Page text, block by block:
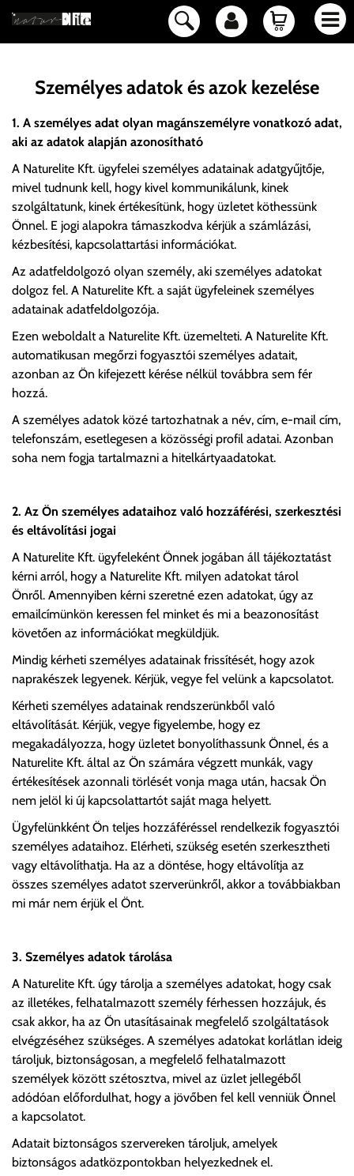
Személyes adatok és azok kezelése
1. A személyes adat olyan magánszemélyre vonatkozó adat,
aki az adatok alapján azonosítható
A Naturelite Kft. ügyfelei személyes adatainak adatgyűjtője,
mivel tudnunk kell, hogy kivel kommunikálunk, kinek
szolgáltatunk, kinek értékesítünk, hogy üzletet köthessünk
Önnel. E jogi alapokra támaszkodva kérjük a számlázási,
kézbesítési, kapcsolattartási információkat.
Az adatfeldolgozó olyan személy, aki személyes adatokat
dolgoz fel. A Naturelite Kft. a saját ügyfeleinek személyes
adatainak adatfeldolgozója.
Ezen weboldalt a Naturelite Kft. üzemelteti. A Naturelite Kft.
automatikusan megőrzi fogyasztói személyes adatait,
azonban az Ön kifejezett kérése nélkül továbbra sem fér
hozzá.
A személyes adatok közé tartozhatnak a név, cím, e-mail cím,
telefonszám, esetlegesen a közösségi profil adatai. Azonban
soha nem fogja tartalmazni a hitelkártyaadatokat.
2. Az Ön személyes adataihoz való hozzáférési, szerkesztési
és eltávolítási jogai
A Naturelite Kft. ügyfeleként Önnek jogában áll tájékoztatást
kérni arról, hogy a Naturelite Kft. milyen adatokat tárol
Önről. Amennyiben kérni szeretné ezen adatokat, úgy az
emailcímünkön keressen fel minket és mi a beazonosítást
követően az információkat megküldjük.
Mindig kérheti személyes adatainak frissítését, hogy azok
naprakészek legyenek. Kérjük, vegye fel velünk a kapcsolatot.
Kérheti személyes adatainak rendszerünkből való
eltávolítását. Kérjük, vegye figyelembe, hogy ez
megakadályozza, hogy üzletet bonyolíthassunk Önnel, és a
Naturelite Kft. által az Ön számára végzett munkák, vagy
értékesítések azonnali törlését vonja maga után, hacsak Ön
nem jelöl ki új kapcsolattartót saját maga helyett.
Ügyfelünkként Ön teljes hozzáféréssel rendelkezik fogyasztói
személyes adataihoz. Elérheti, szükség esetén szerkesztheti
vagy eltávolíthatja. Ha az a döntése, hogy eltávolítja az
összes személyes adatot szerverünkről, akkor a továbbiakban
mi már nem érjük el Önt.
3. Személyes adatok tárolása
A Naturelite Kft. úgy tárolja a személyes adatokat, hogy csak
az illetékes, felhatalmazott személy férhessen hozzájuk, és
csak akkor, ha az Ön utasításainak megfelelő szolgáltatások
elvégzéséhez szükséges. A személyes adatokat korlátlan ideig
tároljuk, biztonságosan, a megfelelő felhatalmazott
személyek között szétosztva, mivel az üzlet jellegéből
adódóan előfordulhat, hogy a jövőben fel kell venniük Önnel
a kapcsolatot.
Adatait biztonságos szervereken tároljuk, amelyek
biztonságos adatközpontokban helyezkednek el.